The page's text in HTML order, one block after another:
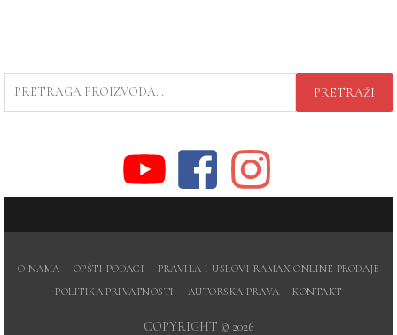
ZA:
PRETRAŽI
O NAMA OPŠTI PODACI
PRAVILA I USLOVI RAMAX ONLINE PRODAJE
POLITIKA PRIVATNOSTI
AUTORSKA PRAVA KONTAKT
COPYRIGHT © 2026